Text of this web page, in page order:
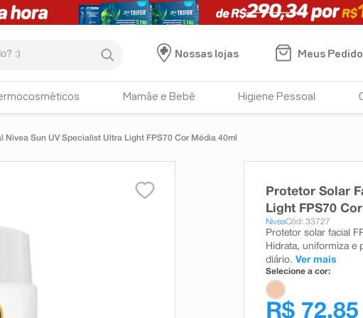
Nossas lojas
Meus
Mamãe e Bebê Higiene Pessoal
Nivea Sun UV Specialist Ultra Light FPS70 Cor Média 40ml
Protetor Solar
Light FPS70
NiveaCód: 33727
Protetor solar facial
Hidrata, uniformiza e
diário. Ver mais
Selecione a cor:
R$ 72,85